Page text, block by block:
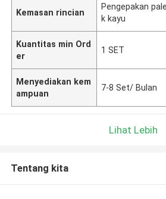
Kemasan rincian
Pengepakan
k kayu
Kuantitas min Ord
er
1 SET
Menyediakan kem
ampuan
7-8 Set/ Bulan
Lihat Lebih
Tentang kita